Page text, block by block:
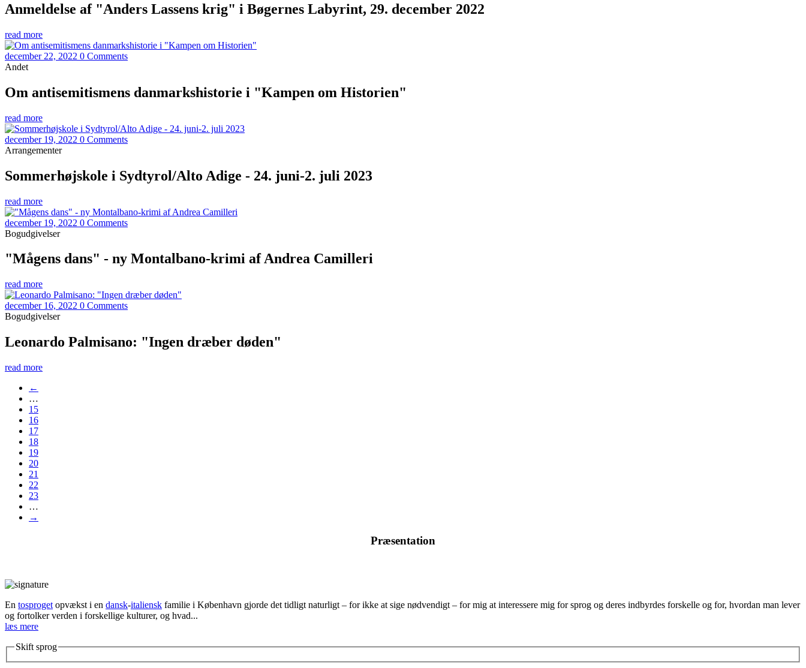
Anmeldelse af "Anders Lassens krig" i Bøgernes Labyrint, 29. december 2022
read more
december 22, 2022 0 Comments
Andet
Om antisemitismens danmarkshistorie i "Kampen om Historien"
read more
december 19, 2022 0 Comments
Arrangementer
Sommerhøjskole i Sydtyrol/Alto Adige - 24. juni-2. juli 2023
read more
december 19, 2022 0 Comments
Bogudgivelser
"Mågens dans" - ny Montalbano-krimi af Andrea Camilleri
read more
december 16, 2022 0 Comments
Bogudgivelser
Leonardo Palmisano: "Ingen dræber døden"
read more
←
…
15
16
17
18
19
20
21
22
23
…
→
Præsentation
En tosproget opvækst i en dansk-italiensk familie i København gjorde det tidligt naturligt – for ikke at sige nødvendigt – for mig at interessere mig for sprog og deres indbyrdes forskelle og for, hvordan man lever
og fortolker verden i forskellige kulturer, og hvad...
læs mere
Skift sprog